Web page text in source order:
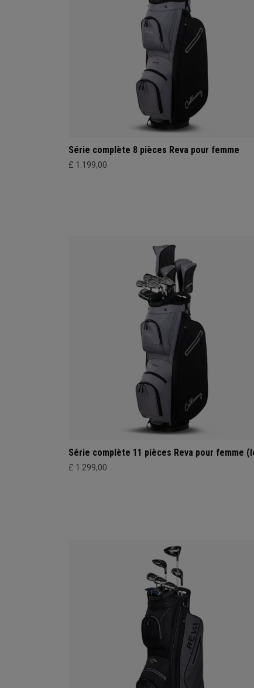
Série complète 8 pièces Reva pour femme
£ 1.199,00
Série complète 11 pièces Reva pour femme
£ 1.299,00